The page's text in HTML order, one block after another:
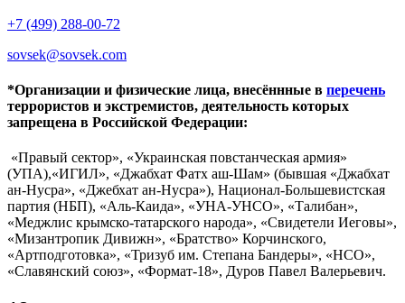
+7 (499) 288-00-72
sovsek@sovsek.com
*Организации и физические лица, внесённные в перечень
террористов и экстремистов, деятельность которых
запрещена в Российской Федерации:
«Правый сектор», «Украинская повстанческая армия»
(УПА),«ИГИЛ», «Джабхат Фатх аш-Шам» (бывшая «Джабхат
ан-Нусра», «Джебхат ан-Нусра»), Национал-Большевистская
партия (НБП), «Аль-Каида», «УНА-УНСО», «Талибан»,
«Меджлис крымско-татарского народа», «Свидетели Иеговы»,
«Мизантропик Дивижн», «Братство» Корчинского,
«Артподготовка», «Тризуб им. Степана Бандеры», «НСО»,
«Славянский союз», «Формат-18», Дуров Павел Валерьевич.